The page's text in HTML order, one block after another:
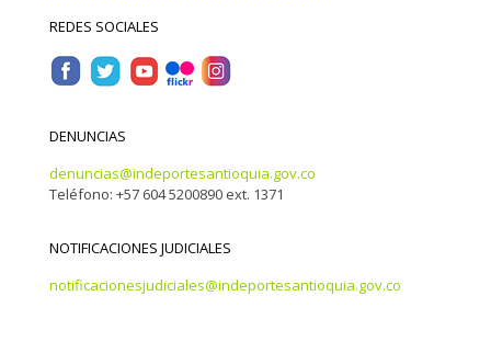
REDES SOCIALES
DENUNCIAS
denuncias@indeportesantioquia.gov.co
Teléfono: +57 604 5200890 ext. 1371
NOTIFICACIONES JUDICIALES
notificacionesjudiciales@indeportesantioquia.gov.co